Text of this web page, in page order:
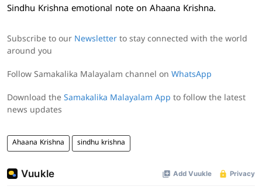
Sindhu Krishna emotional note on Ahaana Krishna.
Subscribe to our Newsletter to stay connected with the world
around you
Follow Samakalika Malayalam channel on WhatsApp
Download the Samakalika Malayalam App to follow the latest
news updates
Ahaana Krishna sindhu krishna